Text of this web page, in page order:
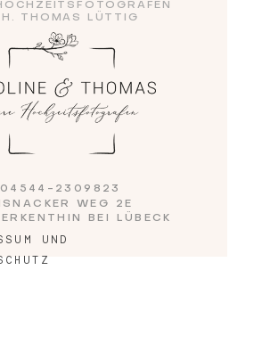
THOMAS LÜTTIG
UND
04544-2309823
WEG 2E
BEI LÜBECK
Blog